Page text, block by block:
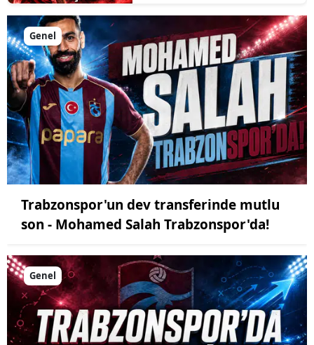
Genel
Trabzonspor'un dev transferinde mutlu
son - Mohamed Salah Trabzonspor'da!
Genel